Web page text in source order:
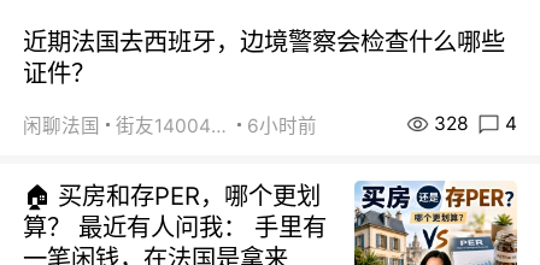
近期法国去西班牙，边境警察会检查什么哪些
证件？
闲聊法国 街友14004820 6小时前 328 4
🏠 买房和存PER，哪个更划
算？ 最近有人问我： 手里有
一笔闲钱，在法国是拿来